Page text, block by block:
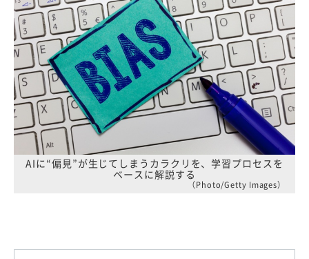
AIに“偏見”が生じてしまうカラクリを、学習プロセスを
ベースに解説する
（Photo/Getty Images）